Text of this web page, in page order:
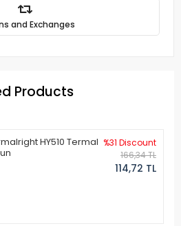
and Exchanges
Products
HY510 Termal %31 Discount
166,34 TL
114,72 TL